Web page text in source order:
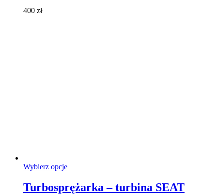
400 zł
Wybierz opcjeTen
wiele
Turbosprężarka – turbina SEAT